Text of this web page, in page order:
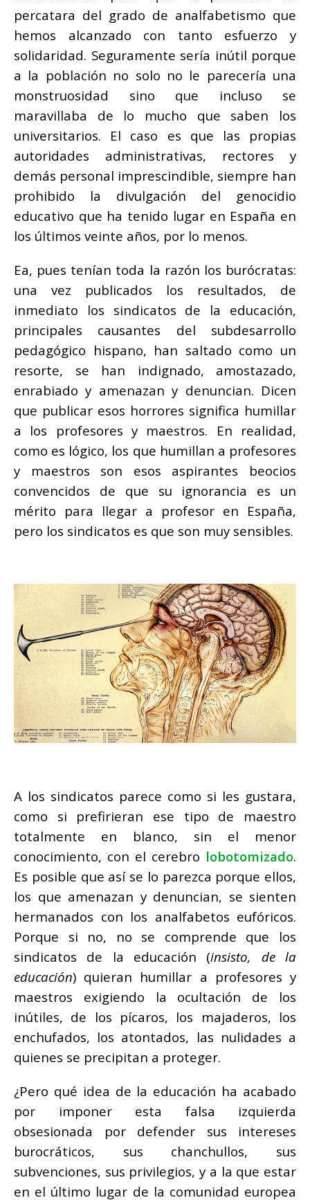
percatara del grado de analfabetismo que
hemos alcanzado con tanto esfuerzo y
solidaridad. Seguramente sería inútil porque
a la población no solo no le parecería una
monstruosidad sino que incluso se
maravillaba de lo mucho que saben los
universitarios. El caso es que las propias
autoridades administrativas, rectores y
demás personal imprescindible, siempre han
prohibido la divulgación del genocidio
educativo que ha tenido lugar en España en
los últimos veinte años, por lo menos.
Ea, pues tenían toda la razón los burócratas:
una vez publicados los resultados, de
inmediato los sindicatos de la educación,
principales causantes del subdesarrollo
pedagógico hispano, han saltado como un
resorte, se han indignado, amostazado,
enrabiado y amenazan y denuncian. Dicen
que publicar esos horrores significa humillar
a los profesores y maestros. En realidad,
como es lógico, los que humillan a profesores
y maestros son esos aspirantes beocios
convencidos de que su ignorancia es un
mérito para llegar a profesor en España,
pero los sindicatos es que son muy sensibles.
A los sindicatos parece como si les gustara,
como si prefirieran ese tipo de maestro
totalmente en blanco, sin el menor
conocimiento, con el cerebro lobotomizado.
Es posible que así se lo parezca porque ellos,
los que amenazan y denuncian, se sienten
hermanados con los analfabetos eufóricos.
Porque si no, no se comprende que los
sindicatos de la educación (insisto, de la
educación) quieran humillar a profesores y
maestros exigiendo la ocultación de los
inútiles, de los pícaros, los majaderos, los
enchufados, los atontados, las nulidades a
quienes se precipitan a proteger.
¿Pero qué idea de la educación ha acabado
por imponer esta falsa izquierda
obsesionada por defender sus intereses
burocráticos, sus chanchullos, sus
subvenciones, sus privilegios, y a la que estar
en el último lugar de la comunidad europea